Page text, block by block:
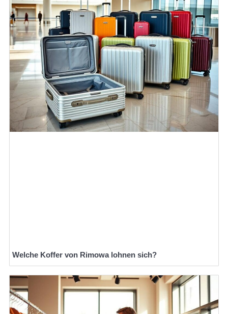
Welche Koffer von Rimowa lohnen sich?